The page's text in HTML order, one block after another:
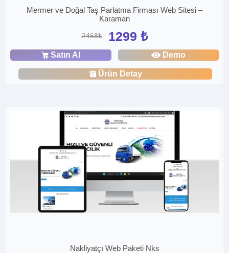
Mermer ve Doğal Taş Parlatma Firması Web Sitesi –
Karaman
2468₺ 1299 ₺
Satın Al Demo
Ürün Detay
Nakliyatçı Web Paketi Nks